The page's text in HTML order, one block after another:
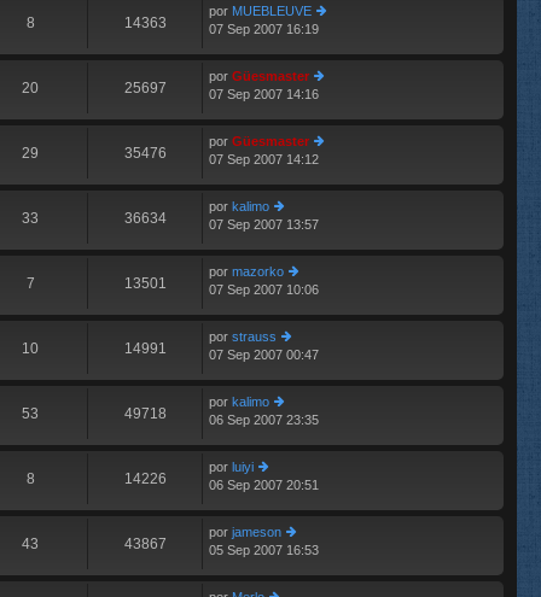
n
s
o
m
e
n
s
8 14363
por MUEBLEUVE
er
o
m
e
n
s
07 Sep 2007 16:19
20 25697
por Güesmaster
er
o
m
e
s
07 Sep 2007 14:16
29 35476
por Güesmaster
er
m
e
s
07 Sep 2007 14:12
33 36634
por kalimo
er
o
m
e
n
s
07 Sep 2007 13:57
7 13501
por mazorko
er
o
m
e
s
07 Sep 2007 10:06
10 14991
por strauss
er
o
m
e
s
07 Sep 2007 00:47
53 49718
por kalimo
er
m
e
n
s
06 Sep 2007 23:35
8 14226
por luiyi
er
o
m
e
06 Sep 2007 20:51
43 43867
por jameson
er
05 Sep 2007 16:53